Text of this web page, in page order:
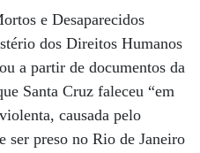
e Desaparecidos
dos Direitos Humanos
a partir de documentos da
Santa Cruz faleceu “em
causada pelo
ser preso no Rio de Janeiro